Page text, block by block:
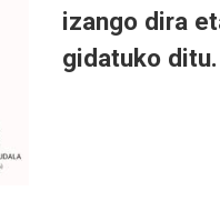
izango dira
gidatuko ditu.